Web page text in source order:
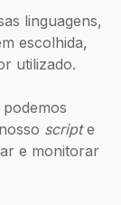
linguagens,
escolhida,
utilizado.
scripte
e monitorar